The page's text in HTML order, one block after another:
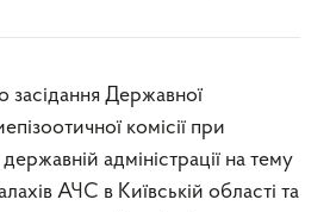
засідання Державної
комісії при
адміністрації на тему
АЧС в Київській області та